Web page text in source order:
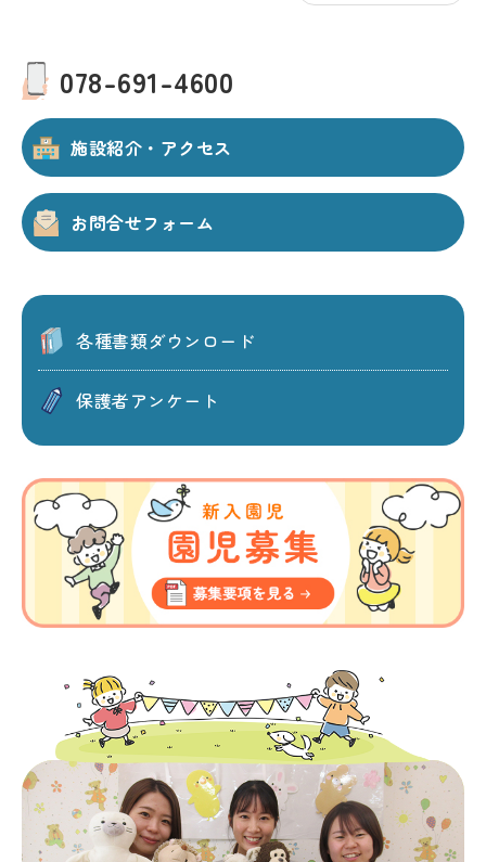
078-691-4600
施設紹介・アクセス
お問合せフォーム
各種書類ダウンロード
保護者アンケート